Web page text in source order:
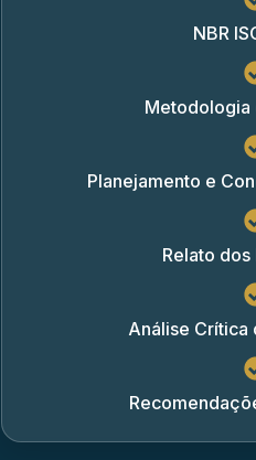
NBR
Metodologia
Planejamento e
Relato dos
Análise Crítica